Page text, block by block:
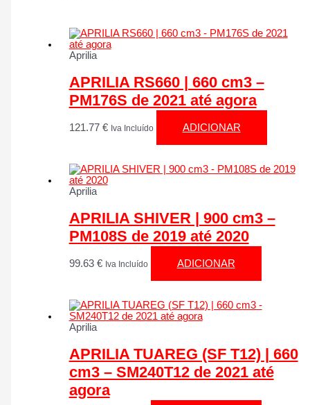
Aprilia
APRILIA RS660 | 660 cm3 –
PM176S de 2021 até agora
121.77 € Iva Incluído ADICIONAR
Aprilia
APRILIA SHIVER | 900 cm3 –
PM108S de 2019 até 2020
99.63 € Iva Incluído ADICIONAR
Aprilia
APRILIA TUAREG (SF T12) | 660
cm3 – SM240T12 de 2021 até
agora